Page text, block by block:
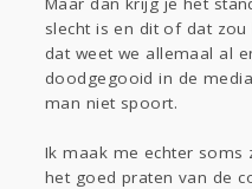
slecht is en dit of dat zou
dat weet we allemaal al
doodgegooid in de
man niet spoort.
Ik maak me echter soms
het goed praten van de